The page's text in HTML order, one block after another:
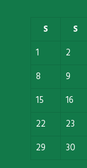
S
S
1
2
8
9
15
16
22
23
29
30